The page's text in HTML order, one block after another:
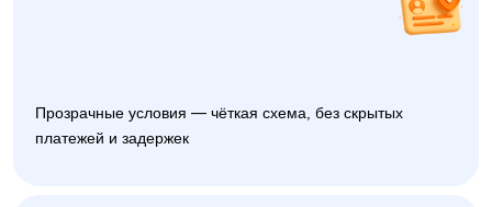
Прозрачные условия — чёткая схема, без скрытых
платежей и задержек